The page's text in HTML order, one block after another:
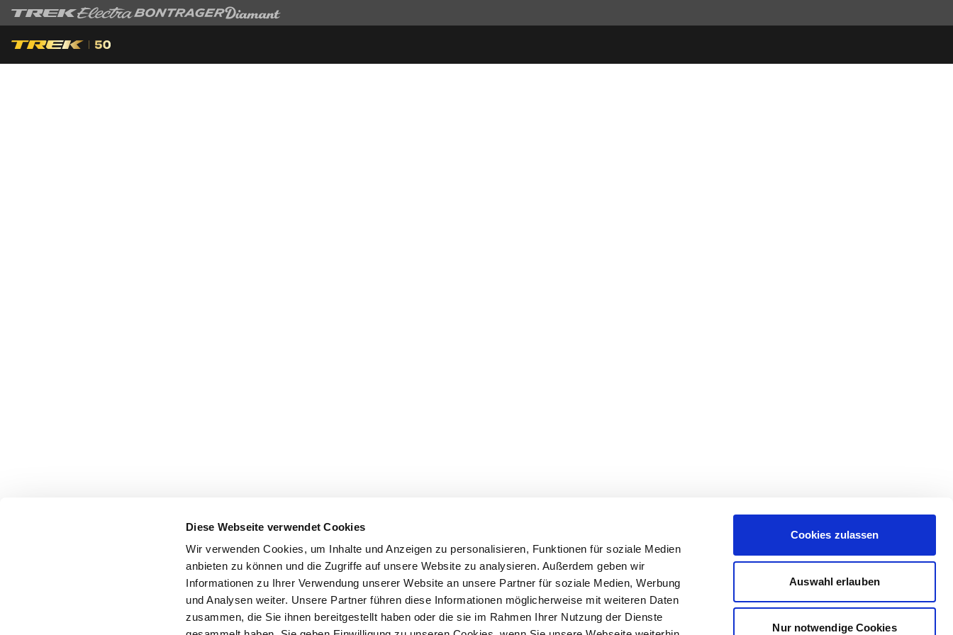
Diese Webseite verwendet Cookies
Wir verwenden Cookies, um Inhalte und Anzeigen zu personalisieren, Funktionen für soziale Medien
anbieten zu können und die Zugriffe auf unsere Website zu analysieren. Außerdem geben wir
Informationen zu Ihrer Verwendung unserer Website an unsere Partner für soziale Medien, Werbung
und Analysen weiter. Unsere Partner führen diese Informationen möglicherweise mit weiteren Daten
zusammen, die Sie ihnen bereitgestellt haben oder die sie im Rahmen Ihrer Nutzung der Dienste
Cookies zulassen
Auswahl erlauben
Nur notwendige Cookies